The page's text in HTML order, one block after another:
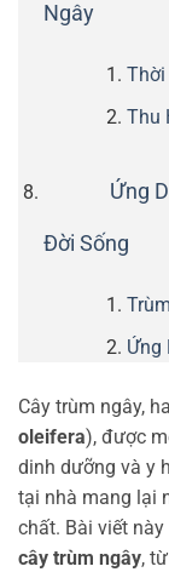
Ngây
Thời
Thu
Ứng
Đời Sống
Ứng
Cây trùm ngây,
oleifera), được
dinh dưỡng và y
tại nhà mang lại
chất. Bài viết
cây trùm ngây,